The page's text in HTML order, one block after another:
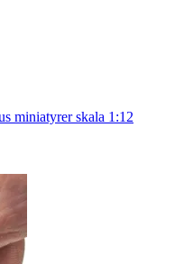
miniatyrer skala 1:12